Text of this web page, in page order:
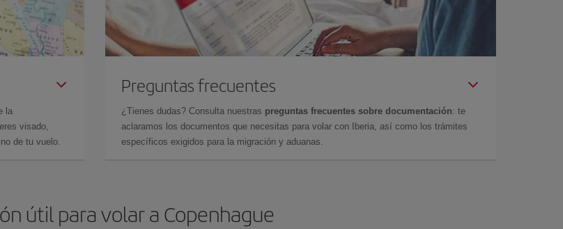
la
visado,
de tu vuelo.
Preguntas frecuentes
¿Tienes dudas? Consulta nuestras preguntas frecuentes sobre documentación: te
aclaramos los documentos que necesitas para volar con Iberia, así como los trámites
específicos exigidos para la migración y aduanas.
útil para volar a Copenhague